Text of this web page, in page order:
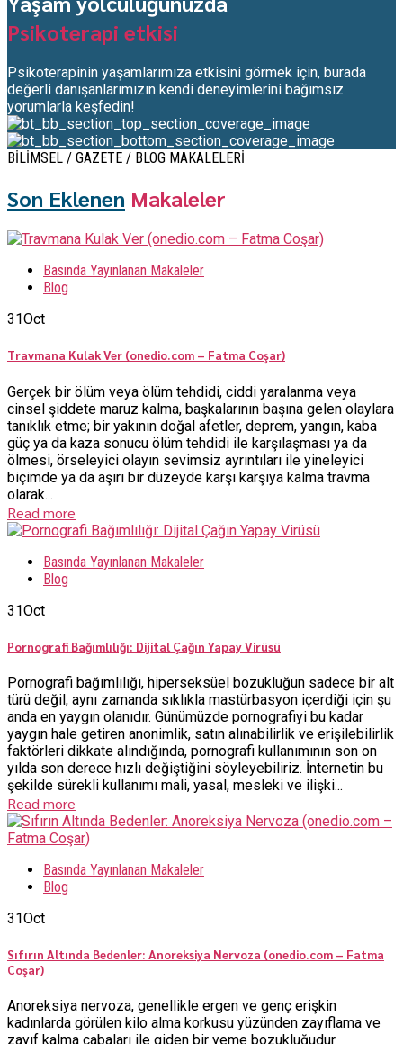
Psikoterapi etkisi
Psikoterapinin yaşamlarımıza etkisini görmek için, burada
değerli danışanlarımızın kendi deneyimlerini bağımsız
yorumlarla keşfedin!
BİLİMSEL / GAZETE / BLOG MAKALELERİ
Son Eklenen Makaleler
Basında Yayınlanan Makaleler
Blog
31Oct
Travmana Kulak Ver (onedio.com – Fatma Coşar)
Gerçek bir ölüm veya ölüm tehdidi, ciddi yaralanma veya
cinsel şiddete maruz kalma, başkalarının başına gelen olaylara
tanıklık etme; bir yakının doğal afetler, deprem, yangın, kaba
güç ya da kaza sonucu ölüm tehdidi ile karşılaşması ya da
ölmesi, örseleyici olayın sevimsiz ayrıntıları ile yineleyici
biçimde ya da aşırı bir düzeyde karşı karşıya kalma travma
olarak...
Read more
Basında Yayınlanan Makaleler
Blog
31Oct
Pornografi Bağımlılığı: Dijital Çağın Yapay Virüsü
Pornografi bağımlılığı, hiperseksüel bozukluğun sadece bir alt
türü değil, aynı zamanda sıklıkla mastürbasyon içerdiği için şu
anda en yaygın olanıdır. Günümüzde pornografiyi bu kadar
yaygın hale getiren anonimlik, satın alınabilirlik ve erişilebilirlik
faktörleri dikkate alındığında, pornografi kullanımının son on
yılda son derece hızlı değiştiğini söyleyebiliriz. İnternetin bu
şekilde sürekli kullanımı mali, yasal, mesleki ve ilişki...
Read more
Basında Yayınlanan Makaleler
Blog
31Oct
Sıfırın Altında Bedenler: Anoreksiya Nervoza (onedio.com – Fatma
Coşar)
Anoreksiya nervoza, genellikle ergen ve genç erişkin
kadınlarda görülen kilo alma korkusu yüzünden zayıflama ve
zayıf kalma çabaları ile giden bir yeme bozukluğudur.